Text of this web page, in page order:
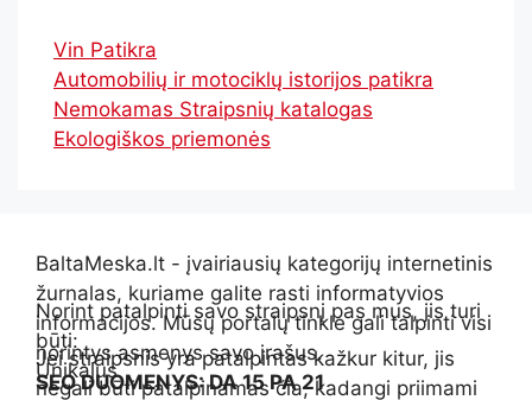
Vin Patikra
Automobilių ir motociklų istorijos patikra
Nemokamas Straipsnių katalogas
Ekologiškos priemonės
BaltaMeska.lt - įvairiausių kategorijų internetinis
žurnalas, kuriame galite rasti informatyvios
informacijos. Mūsų portalų tinkle gali talpinti visi
norintys asmenys savo įrašus.
SEO DUOMENYS: DA 15 PA 21
Norint patalpinti savo straipsnį pas mus, jis turi
būti:
Unikalus
Jei straipsnis yra patalpintas kažkur kitur, jis
negali būti patalpinamas čia, kadangi priimami